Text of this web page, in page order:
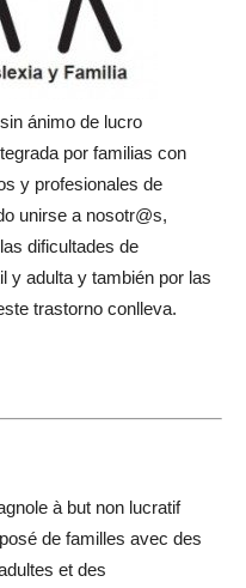
ánimo de lucro
por familias con
y profesionales de
unirse a nosotr@s,
dificultades de
y adulta y también por las
trastorno conlleva.
à but non lucratif
de familles avec des
et des